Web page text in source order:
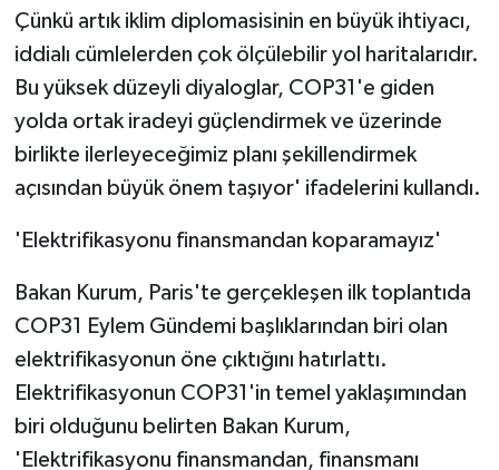
Çünkü artık iklim diplomasisinin en büyük ihtiyacı,
iddialı cümlelerden çok ölçülebilir yol haritalarıdır.
Bu yüksek düzeyli diyaloglar, COP31'e giden
yolda ortak iradeyi güçlendirmek ve üzerinde
birlikte ilerleyeceğimiz planı şekillendirmek
açısından büyük önem taşıyor' ifadelerini kullandı.
'Elektrifikasyonu finansmandan koparamayız'
Bakan Kurum, Paris'te gerçekleşen ilk toplantıda
COP31 Eylem Gündemi başlıklarından biri olan
elektrifikasyonun öne çıktığını hatırlattı.
Elektrifikasyonun COP31'in temel yaklaşımından
biri olduğunu belirten Bakan Kurum,
'Elektrifikasyonu finansmandan, finansmanı